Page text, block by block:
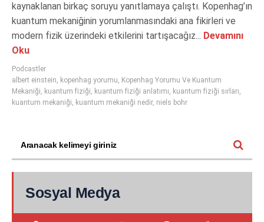
kaynaklanan birkaç soruyu yanıtlamaya çalıştı. Kopenhag’ın
kuantum mekaniğinin yorumlanmasındaki ana fikirleri ve
modern fizik üzerindeki etkilerini tartışacağız... Devamını
Oku
Podcastler
albert einstein, kopenhag yorumu, Kopenhag Yorumu Ve Kuantum
Mekaniği, kuantum fiziği, kuantum fiziği anlatımı, kuantum fiziği sırları,
kuantum mekaniği, kuantum mekaniği nedir, niels bohr
Sosyal Medya